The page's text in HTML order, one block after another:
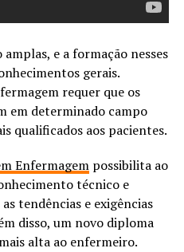
e a formação nesses
gerais.
requer que os
em determinado campo
qualificados aos pacientes.
Enfermagempossibilita ao
técnico e
tendências e exigências
disso, um novo diploma
alta ao enfermeiro.